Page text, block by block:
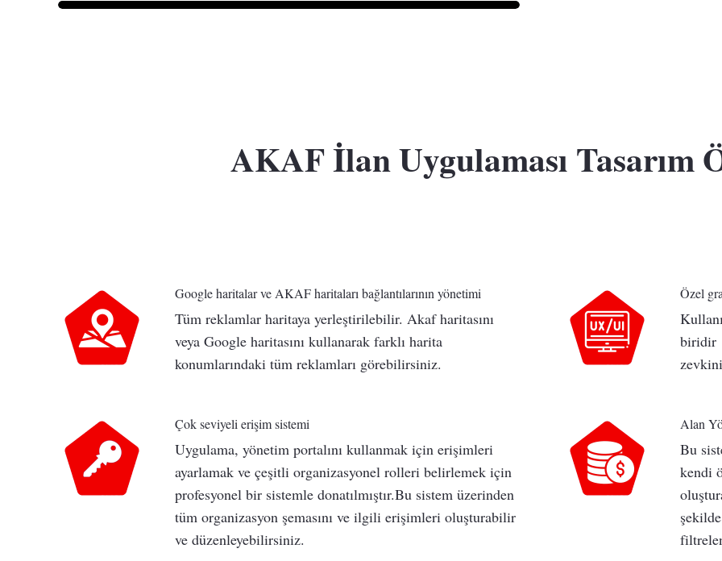
AKAF İlan Uygulaması Tasarım
Google haritalar ve AKAF haritaları bağlantılarının yönetimi
Tüm reklamlar haritaya yerleştirilebilir. Akaf haritasını
veya Google haritasını kullanarak farklı harita
konumlarındaki tüm reklamları görebilirsiniz.
Çok seviyeli erişim sistemi
Uygulama, yönetim portalını kullanmak için erişimleri
ayarlamak ve çeşitli organizasyonel rolleri belirlemek için
profesyonel bir sistemle donatılmıştır.Bu sistem üzerinden
tüm organizasyon şemasını ve ilgili erişimleri oluşturabilir
ve düzenleyebilirsiniz.
Özel
biridir
Alan
Bu
kendi